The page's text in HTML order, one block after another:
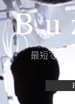
最短で『